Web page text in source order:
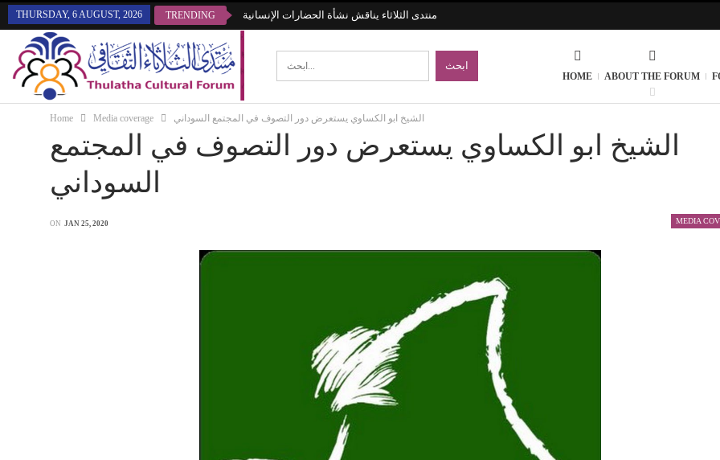
THURSDAY, 6 AUGUST, 2026 TRENDING منتدى الثلاثاء يناقش نشأة الحضارات الإنسانية
HOME ABOUT THE FORUM
Home Media coverage الشيخ ابو الكساوي يستعرض دور التصوف في المجتمع السوداني
الشيخ ابو الكساوي يستعرض دور التصوف في المجتمع
السوداني
MEDIA
ON JAN 25, 2020